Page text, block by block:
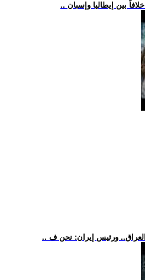
بين إيطاليا وإسبان
العراق.. ورئيس إيران: نحن ف